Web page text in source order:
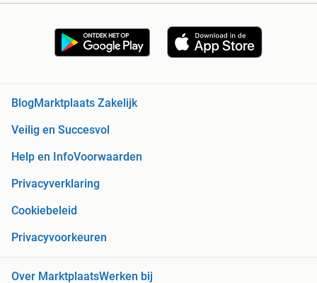
BlogMarktplaats Zakelijk
Veilig en Succesvol
Help en InfoVoorwaarden
Privacyverklaring
Cookiebeleid
Privacyvoorkeuren
Over MarktplaatsWerken bij